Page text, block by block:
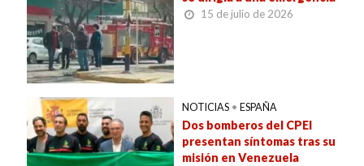
15 de julio de 2026
NOTICIAS • ESPAÑA
Dos bomberos del CPEI
presentan síntomas tras su
misión en Venezuela